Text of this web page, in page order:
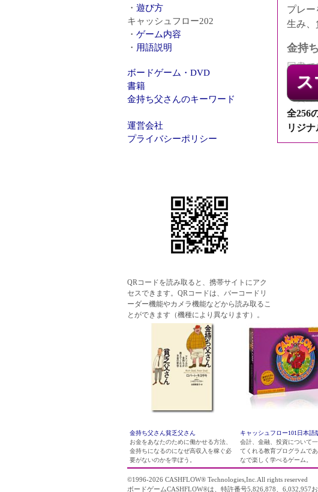
プレ
生み、
金持
同書で
ドバ
「資産
いがあ
表に
持ち父
ス
全256
リジ
遊び方
キャッシュフロー202
ゲーム内容
用語説明
ボードゲーム・DVD
書籍
金持ち父さんのキーワード
運営会社
プライバシーポリシー
QRコードを読み取ると、携帯サイトにアク
セスできます。QRコードは、バーコードリ
ーダー機能やカメラ機能などから読み取るこ
とができます（機種により異なります）。
金持ち父さん貧乏父さん
お金をあなたのために働かせる方法、
金持ちになるのになぜ高収入を稼ぐ必
要がないのかを学ぼう。
キャッシュフロー101日本語
会計、金融、投資について一
てくれる教育プログラムであ
なで楽しく学べるゲーム。
©1996-2026 CASHFLOW® Technologies,Inc.All rights reserved
ボードゲームCASHFLOW®は、特許番号5,826,878、6,032,957